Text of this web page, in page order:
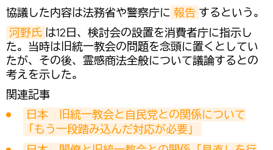
協議した内容は法務省や警察庁に 報告 するという。
河野氏 は12日、検討会の設置を消費者庁に指示し
た。当時は旧統一教会の問題を念頭に置くとしてい
たが、その後、霊感商法全般について議論するとの
考えを示した。
関連記事
日本　旧統一教会と自民党との関係について
「もう一段踏み込んだ対応が必要」